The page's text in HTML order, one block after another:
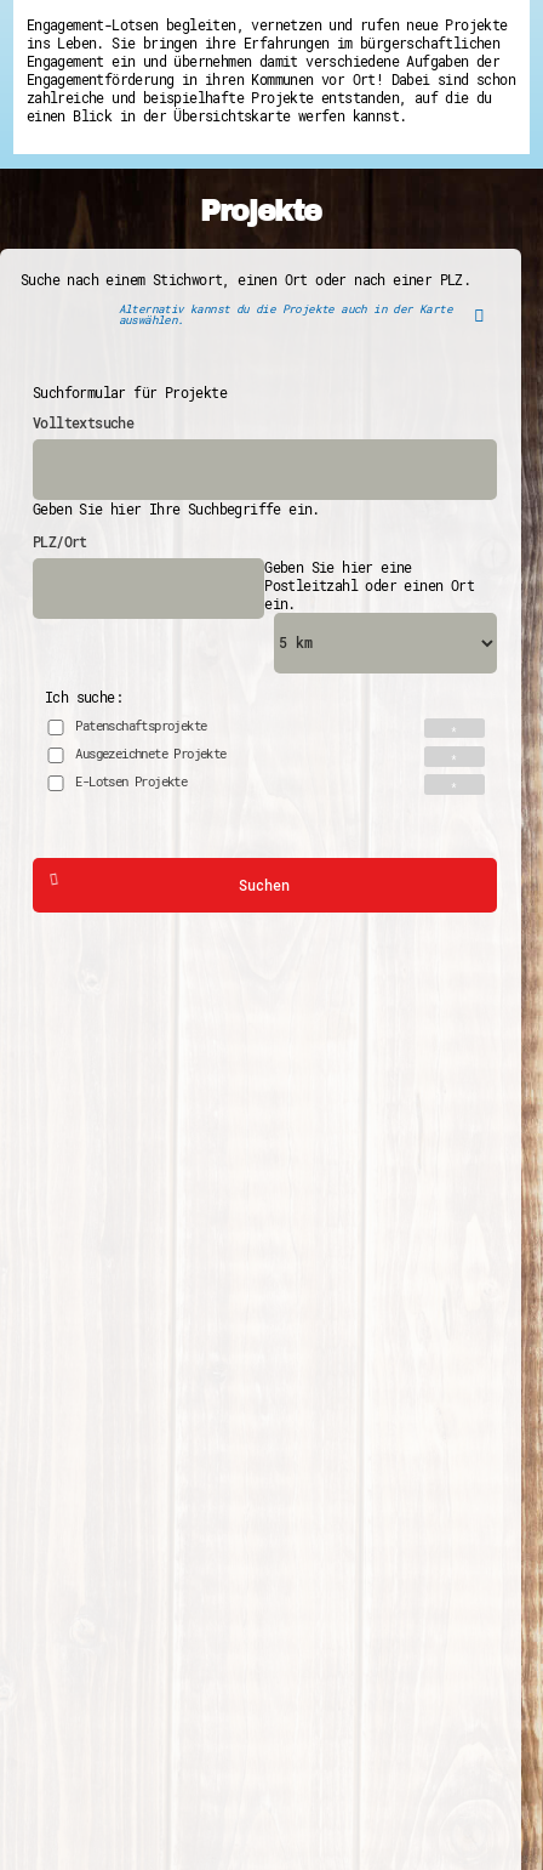
Engagement-Lotsen begleiten, vernetzen und rufen neue Projekte
ins Leben. Sie bringen ihre Erfahrungen im bürgerschaftlichen
Engagement ein und übernehmen damit verschiedene Aufgaben der
Engagementförderung in ihren Kommunen vor Ort! Dabei sind schon
zahlreiche und beispielhafte Projekte entstanden, auf die du
einen Blick in der Übersichtskarte werfen kannst.
Projekte
Suche nach einem Stichwort, einen Ort oder nach einer PLZ.
Alternativ kannst du die Projekte auch in der Karte
auswählen.
Suchformular für Projekte
Volltextsuche
Geben Sie hier Ihre Suchbegriffe ein.
PLZ/Ort
Geben Sie hier eine
Postleitzahl oder einen Ort
ein.
Ich suche:
Patenschaftsprojekte
Ausgezeichnete Projekte
E-Lotsen Projekte
Suchen